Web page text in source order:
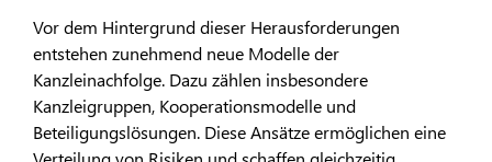
Vor dem Hintergrund dieser Herausforderungen
entstehen zunehmend neue Modelle der
Kanzleinachfolge. Dazu zählen insbesondere
Kanzleigruppen, Kooperationsmodelle und
Beteiligungslösungen. Diese Ansätze ermöglichen eine